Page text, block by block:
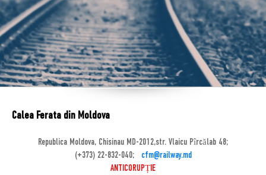
Calea Ferata din Moldova
Republica Moldova, Chisinau MD-2012,str. Vlaicu Pîrcălab 48;
(+373) 22-832-040;
cfm@railway.md
ANTICORUPȚIE